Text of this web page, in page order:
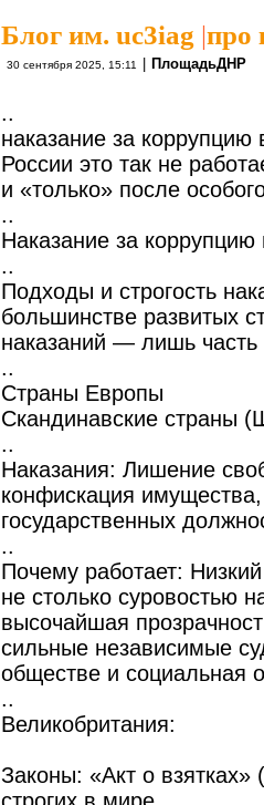
Блог им. uc3iag |про
30 сентября 2025, 15:11 | ПлощадьДНР
..
наказание за
России это так не
и «только» после
..
Наказание за
..
Подходы и строгость
большинстве развитых
наказаний — лишь часть
..
Страны Европы
Скандинавские страны
..
Наказания: Лишение
конфискация
государственных
..
Почему работает:
не столько суровостью
высочайшая
сильные независимые
обществе и социальная
..
Великобритания:
Законы: «Акт о